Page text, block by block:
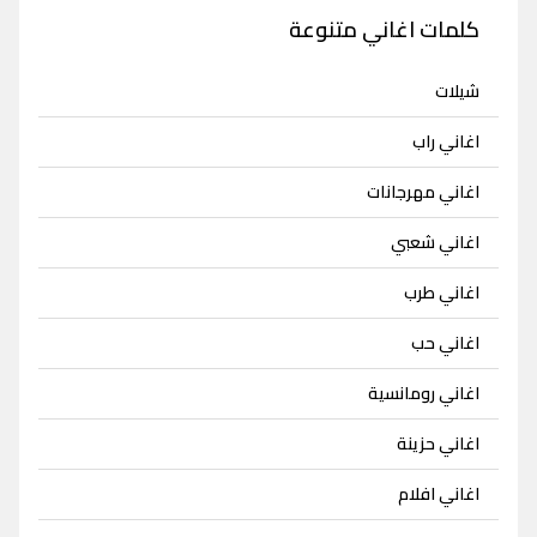
كلمات اغاني متنوعة
شيلات
اغاني راب
اغاني مهرجانات
اغاني شعبي
اغاني طرب
اغاني حب
اغاني رومانسية
اغاني حزينة
اغاني افلام